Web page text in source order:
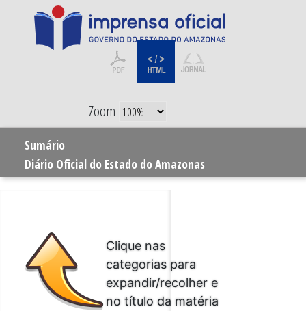
Zoom
Sumário
Diário Oficial do Estado do Amazonas
Clique nas
categorias para
expandir/recolher e
no título da matéria